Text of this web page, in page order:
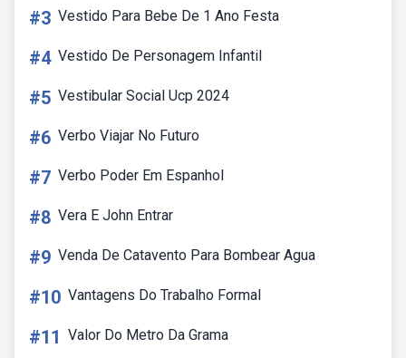
#3 Vestido Para Bebe De 1 Ano Festa
#4 Vestido De Personagem Infantil
#5 Vestibular Social Ucp 2024
#6 Verbo Viajar No Futuro
#7 Verbo Poder Em Espanhol
#8 Vera E John Entrar
#9 Venda De Catavento Para Bombear Agua
#10 Vantagens Do Trabalho Formal
#11 Valor Do Metro Da Grama